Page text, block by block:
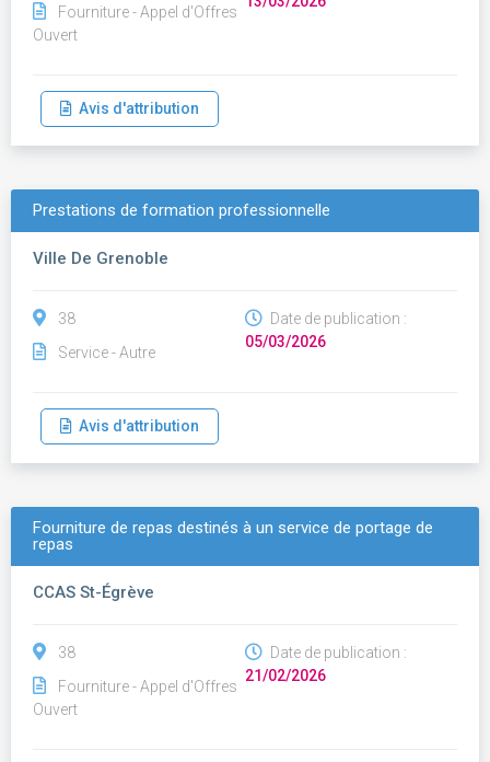
Fourniture - Appel d'Offres
Ouvert
Avis d'attribution
Prestations de formation professionnelle
Ville De Grenoble
38
Service - Autre
Date de publication :
05/03/2026
Avis d'attribution
Fourniture de repas destinés à un service de portage de
repas
CCAS St-Égrève
38
Fourniture - Appel d'Offres
Ouvert
Date de publication :
21/02/2026